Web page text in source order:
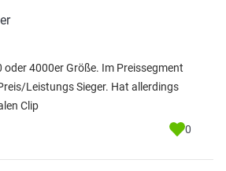
4000er Größe. Im Preissegment
Leistungs Sieger. Hat allerdings
Clip
0